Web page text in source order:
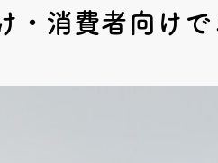
・消費者向けで